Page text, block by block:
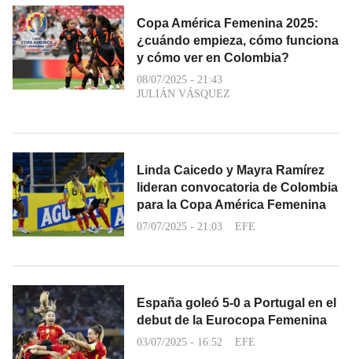
Copa América Femenina 2025:
¿cuándo empieza, cómo funciona
y cómo ver en Colombia?
08/07/2025 - 21:43
JULIÁN VÁSQUEZ
Linda Caicedo y Mayra Ramírez
lideran convocatoria de Colombia
para la Copa América Femenina
07/07/2025 - 21:03 EFE
España goleó 5-0 a Portugal en el
debut de la Eurocopa Femenina
03/07/2025 - 16:52 EFE